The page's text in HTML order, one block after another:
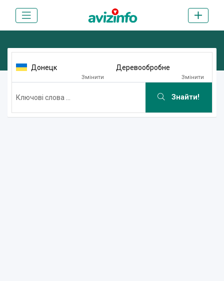
Донецк
Змінити
Деревообробне
Змінити
Знайти!